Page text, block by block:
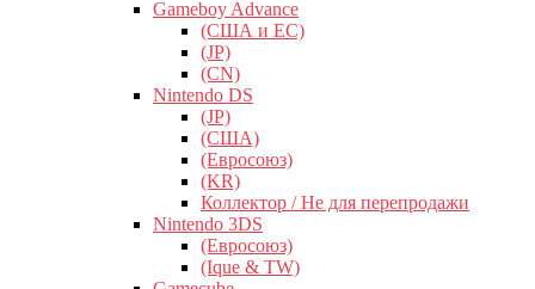
Gameboy Advance
(США и ЕС)
(JP)
(CN)
Nintendo DS
(JP)
(США)
(Евросоюз)
(KR)
Коллектор / Не для перепродажи
Nintendo 3DS
(Евросоюз)
(Ique & TW)